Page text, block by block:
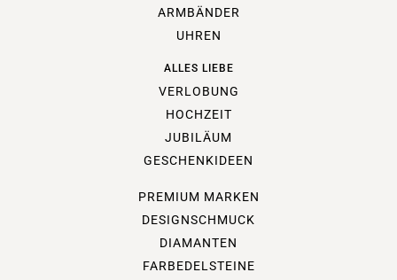
ARMBÄNDER
UHREN
ALLES LIEBE
VERLOBUNG
HOCHZEIT
JUBILÄUM
GESCHENKIDEEN
PREMIUM MARKEN
DESIGNSCHMUCK
DIAMANTEN
FARBEDELSTEINE